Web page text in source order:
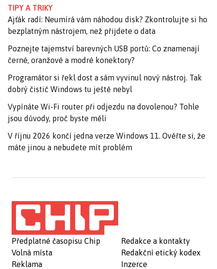
TIPY A TRIKY
Ajťák radí: Neumírá vám náhodou disk? Zkontrolujte si ho
bezplatným nástrojem, než přijdete o data
Poznejte tajemství barevných USB portů: Co znamenají
černé, oranžové a modré konektory?
Programátor si řekl dost a sám vyvinul nový nástroj. Tak
dobrý čistič Windows tu ještě nebyl
Vypínáte Wi-Fi router při odjezdu na dovolenou? Tohle
jsou důvody, proč byste měli
V říjnu 2026 končí jedna verze Windows 11. Ověřte si, že
máte jinou a nebudete mít problém
Předplatné časopisu Chip
Volná místa
Reklama
Redakce a kontakty
Redakční etický kodex
Inzerce